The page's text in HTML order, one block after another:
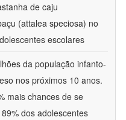
de caju
(attalea speciosa) no
escolares
da população infanto-
nos próximos 10 anos.
mais chances de se
dos adolescentes